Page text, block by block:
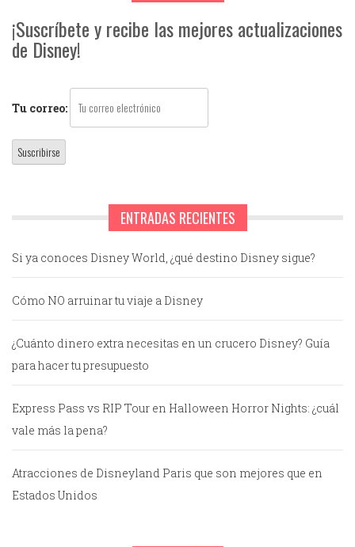
¡Suscríbete y recibe las mejores actualizaciones
de Disney!
Tu correo:
ENTRADAS RECIENTES
Si ya conoces Disney World, ¿qué destino Disney sigue?
Cómo NO arruinar tu viaje a Disney
¿Cuánto dinero extra necesitas en un crucero Disney? Guía
para hacer tu presupuesto
Express Pass vs RIP Tour en Halloween Horror Nights: ¿cuál
vale más la pena?
Atracciones de Disneyland Paris que son mejores que en
Estados Unidos